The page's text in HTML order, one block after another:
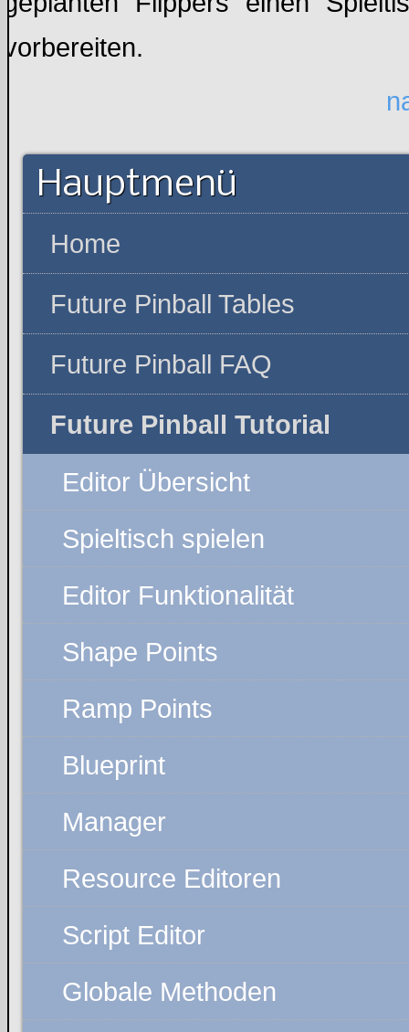
vorbereiten.
Hauptmenü
Home
Future Pinball Tables
Future Pinball FAQ
Future Pinball Tutorial
Editor Übersicht
Spieltisch spielen
Editor Funktionalität
Shape Points
Ramp Points
Blueprint
Manager
Resource Editoren
Script Editor
Globale Methoden